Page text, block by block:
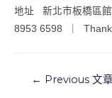
地址 新北市板橋區
8953 6598 ｜ Thank
← Previous 文章